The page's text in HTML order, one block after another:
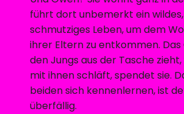
führt dort unbemerkt ein wildes,
schmutziges Leben, um dem
ihrer Eltern zu entkommen. Das
den Jungs aus der Tasche
mit ihnen schläft, spendet sie.
beiden sich kennenlernen, ist
überfällig.